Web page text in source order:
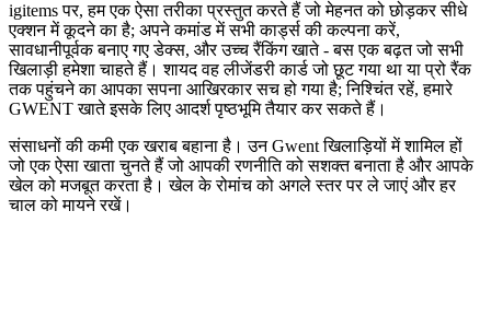
igitems पर, हम एक ऐसा तरीका प्रस्तुत करते हैं जो मेहनत को छोड़कर सीधे
एक्शन में कूदने का है; अपने कमांड में सभी कार्ड्स की कल्पना करें,
सावधानीपूर्वक बनाए गए डेक्स, और उच्च रैंकिंग खाते - बस एक बढ़त जो सभी
खिलाड़ी हमेशा चाहते हैं। शायद वह लीजेंडरी कार्ड जो छूट गया था या प्रो रैंक
तक पहुंचने का आपका सपना आखिरकार सच हो गया है; निश्चिंत रहें, हमारे
GWENT खाते इसके लिए आदर्श पृष्ठभूमि तैयार कर सकते हैं।
संसाधनों की कमी एक खराब बहाना है। उन Gwent खिलाड़ियों में शामिल हों
जो एक ऐसा खाता चुनते हैं जो आपकी रणनीति को सशक्त बनाता है और आपके
खेल को मजबूत करता है। खेल के रोमांच को अगले स्तर पर ले जाएं और हर
चाल को मायने रखें।